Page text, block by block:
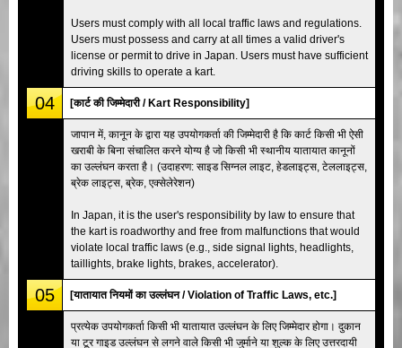
Users must comply with all local traffic laws and regulations.
Users must possess and carry at all times a valid driver's
license or permit to drive in Japan. Users must have sufficient
driving skills to operate a kart.
04 [कार्ट की जिम्मेदारी / Kart Responsibility]
जापान में, कानून के द्वारा यह उपयोगकर्ता की जिम्मेदारी है कि कार्ट किसी भी ऐसी
खराबी के बिना संचालित करने योग्य है जो किसी भी स्थानीय यातायात कानूनों
का उल्लंघन करता है। (उदाहरण: साइड सिग्नल लाइट, हेडलाइट्स, टेललाइट्स,
ब्रेक लाइट्स, ब्रेक, एक्सेलेरेशन)
In Japan, it is the user's responsibility by law to ensure that
the kart is roadworthy and free from malfunctions that would
violate local traffic laws (e.g., side signal lights, headlights,
taillights, brake lights, brakes, accelerator).
05 [यातायात नियमों का उल्लंघन / Violation of Traffic Laws, etc.]
प्रत्येक उपयोगकर्ता किसी भी यातायात उल्लंघन के लिए जिम्मेदार होगा। दुकान
या टूर गाइड उल्लंघन से लगने वाले किसी भी जुर्माने या शुल्क के लिए उत्तरदायी